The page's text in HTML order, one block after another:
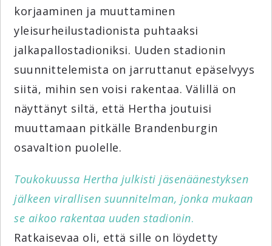
korjaaminen ja muuttaminen
yleisurheilustadionista puhtaaksi
jalkapallostadioniksi. Uuden stadionin
suunnittelemista on jarruttanut epäselvyys
siitä, mihin sen voisi rakentaa. Välillä on
näyttänyt siltä, että Hertha joutuisi
muuttamaan pitkälle Brandenburgin
osavaltion puolelle.
Toukokuussa Hertha julkisti jäsenäänestyksen
jälkeen virallisen suunnitelman, jonka mukaan
se aikoo rakentaa uuden stadionin.
Ratkaisevaa oli, että sille on löydetty